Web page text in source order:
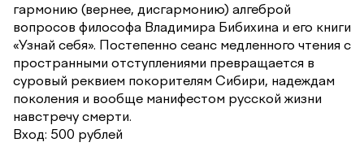
гармонию (вернее, дисгармонию) алгеброй
вопросов философа Владимира Бибихина и его книги
«Узнай себя». Постепенно сеанс медленного чтения с
пространными отступлениями превращается в
суровый реквием покорителям Сибири, надеждам
поколения и вообще манифестом русской жизни
навстречу смерти.
Вход: 500 рублей